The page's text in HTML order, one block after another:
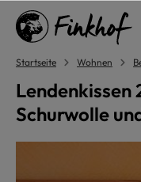
springen
Startseite Wohnen
Lendenkissen
Schurwolle